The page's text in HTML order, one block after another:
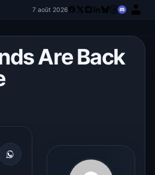
7 août 2026
Are Back